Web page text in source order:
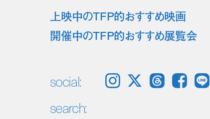
上映中のTFP的おすすめ映画
開催中のTFP的おすすめ展覧会
social: Instagram 𝕏 Threads Facebook LINE
search: